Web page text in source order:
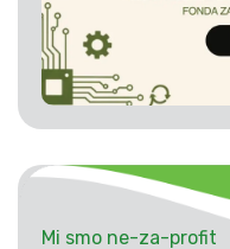
Mi smo ne-za-profit